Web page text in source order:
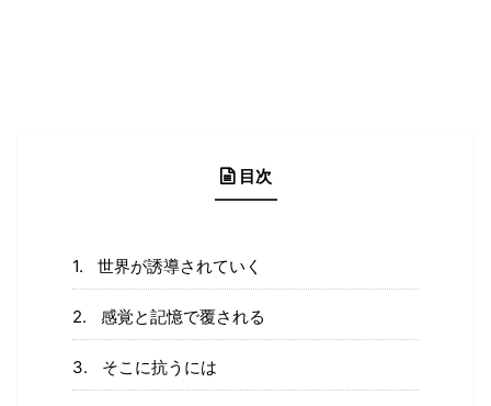
目次
世界が誘導されていく
感覚と記憶で覆される
そこに抗うには